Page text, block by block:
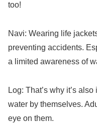
too!
Navi: Wearing life
preventing accidents.
a limited awareness of
Log: That’s why it’s
water by themselves.
eye on them.